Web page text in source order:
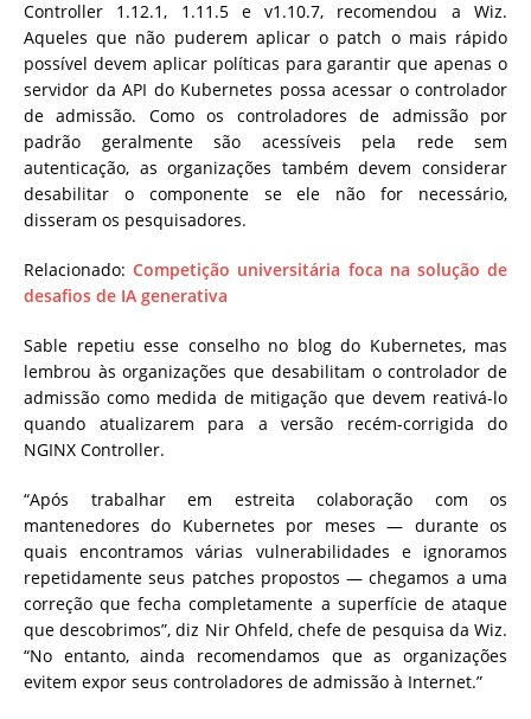
Controller 1.12.1, 1.11.5 e v1.10.7, recomendou a Wiz.
Aqueles que não puderem aplicar o patch o mais rápido
possível devem aplicar políticas para garantir que apenas o
servidor da API do Kubernetes possa acessar o controlador
de admissão. Como os controladores de admissão por
padrão geralmente são acessíveis pela rede sem
autenticação, as organizações também devem considerar
desabilitar o componente se ele não for necessário,
disseram os pesquisadores.
Relacionado:Competição universitária foca na solução de
desafios de IA generativa
Sable repetiu esse conselho no blog do Kubernetes, mas
lembrou às organizações que desabilitam o controlador de
admissão como medida de mitigação que devem reativá-lo
quando atualizarem para a versão recém-corrigida do
NGINX Controller.
“Após trabalhar em estreita colaboração com os
mantenedores do Kubernetes por meses — durante os
quais encontramos várias vulnerabilidades e ignoramos
repetidamente seus patches propostos — chegamos a uma
correção que fecha completamente a superfície de ataque
que descobrimos”, diz Nir Ohfeld, chefe de pesquisa da Wiz.
“No entanto, ainda recomendamos que as organizações
evitem expor seus controladores de admissão à Internet.”